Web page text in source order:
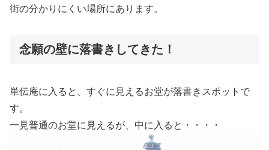
街の分かりにくい場所にあります。
念願の壁に落書きしてきた！
単伝庵に入ると、すぐに見えるお堂が落書きスポットで
す。
一見普通のお堂に見えるが、中に入ると・・・・